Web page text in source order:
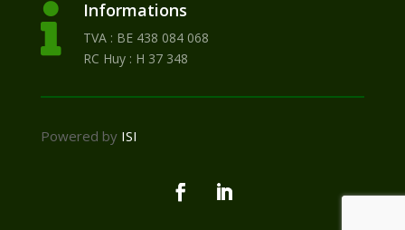
 Informations
TVA : BE 438 084 068
RC Huy : H 37 348
Powered by ISI